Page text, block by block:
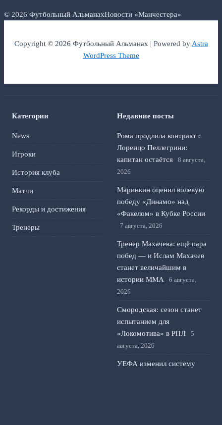
© 2026 Футбольный АльманахНовости «Манчестера»
Copyright © 2026 Футбольный Альманах | Powered byAstra
WordPress Theme
Категории
News
Игроки
История клуба
Матчи
Рекорды и достижения
Тренеры
Недавние посты
Рома продлила контракт с
Лоренцо Пеллегрини:
капитан остаётся
8 августа,
2026
Маринкин оценил волевую
победу «Динамо» над
«Факелом» в Кубке России
7 августа, 2026
Тренер Махачева: ещё пара
побед — и Ислам Махачев
станет величайшим в
истории ММА
6 августа,
2026
Смородская: сезон станет
испытанием для
«Локомотива» в РПЛ
5
августа, 2026
УЕФА изменил систему